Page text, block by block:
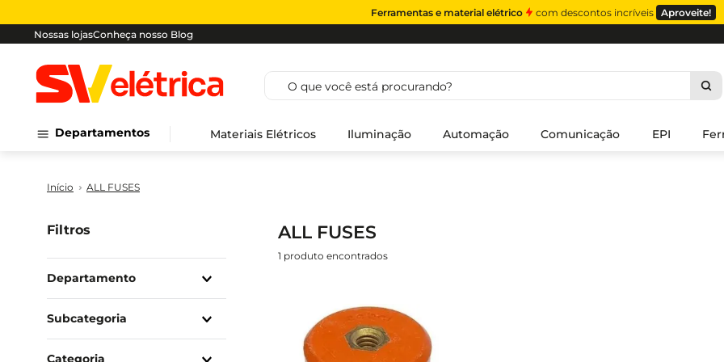
Ferramentas e material elétrico com descontos incríveis Aproveite!
Nossas lojasConheça nosso Blog
O que você está procurando?
Departamentos Materiais Elétricos Iluminação Automação Comunicação EPI
ALL FUSES
Filtros
Departamento
Materiais Elétricos
Subcategoria
Para-Raios / Acessórios
Categoria
ALL FUSES
1 produto